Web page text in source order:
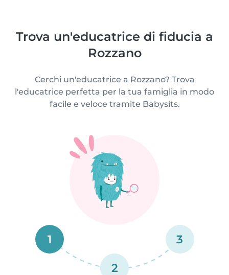
Trova un'educatrice di fiducia a
Rozzano
Cerchi un'educatrice a Rozzano? Trova
l'educatrice perfetta per la tua famiglia in modo
facile e veloce tramite Babysits.
1
2
3